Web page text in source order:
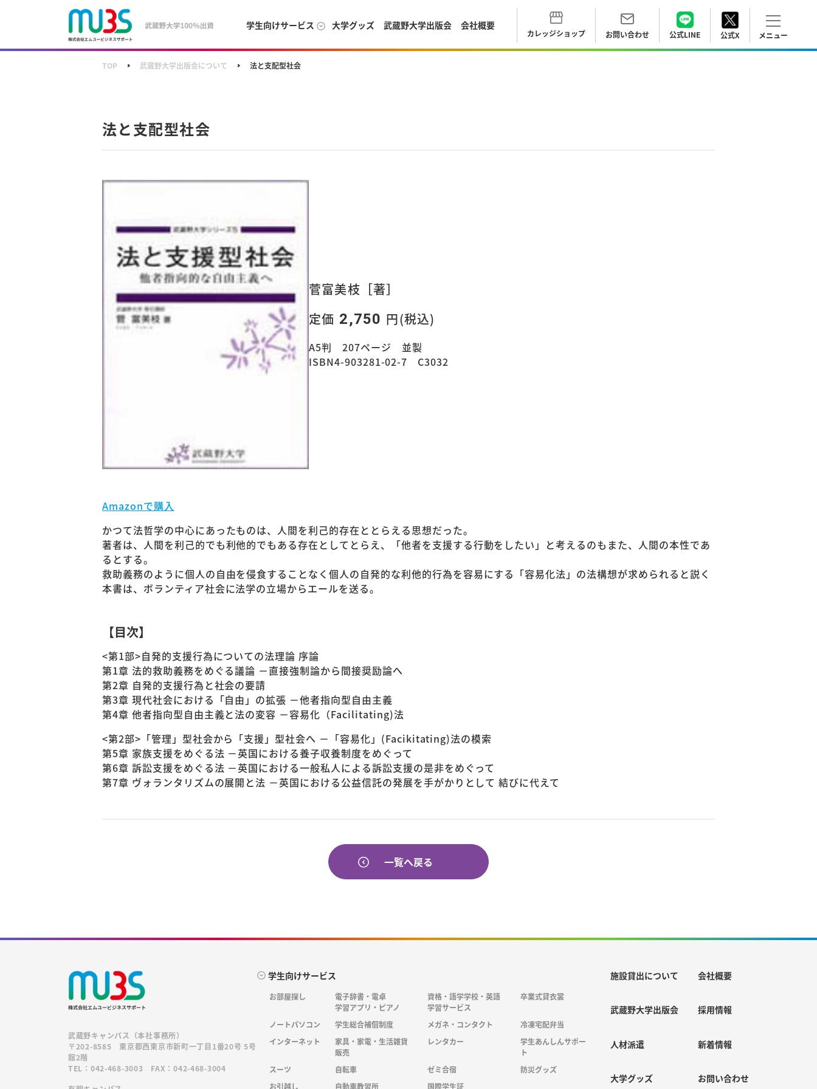
学生向けサービス 大学グッズ 武蔵野大学出版会 会社概要
カレッジショップ お問い合わせ 公式LINE 公式X
TOP 武蔵野大学出版会について 法と支配型社会
法と支配型社会
菅富美枝［著］
定価 2,750 円(税込)
A5判 207ページ 並製
ISBN4-903281-02-7 C3032
Amazonで購入
かつて法哲学の中心にあったものは、人間を利己的存在ととらえる思想だった。
著者は、人間を利己的でも利他的でもある存在としてとらえ、「他者を支援する行動をしたい」と考えるのもまた、人間の本性であ
るとする。
救助義務のように個人の自由を侵食することなく個人の自発的な利他的行為を容易にする「容易化法」の法構想が求められると説く
本書は、ボランティア社会に法学の立場からエールを送る。
【目次】
<第1部>自発的支援行為についての法理論 序論
第1章 法的救助義務をめぐる議論 －直接強制論から間接奨励論へ
第2章 自発的支援行為と社会の要請
第3章 現代社会における「自由」の拡張 －他者指向型自由主義
第4章 他者指向型自由主義と法の変容 －容易化（Facilitating)法
<第2部>「管理」型社会から「支援」型社会へ －「容易化」(Facikitating)法の模索
第5章 家族支援をめぐる法 －英国における養子収養制度をめぐって
第6章 訴訟支援をめぐる法 －英国における一般私人による訴訟支援の是非をめぐって
第7章 ヴォランタリズムの展開と法 －英国における公益信託の発展を手がかりとして 結びに代えて
一覧へ戻る
武蔵野キャンパス（本社事務所）
〒202-8585 東京都西東京市新町一丁目1番20号 5号
館2階
TEL：042-468-3003 FAX：042-468-3004
学生向けサービス
お部屋探し
ノートパソコン
インターネット
スーツ
お引越し
電子辞書・電卓
学習アプリ・ピアノ
学生総合補償制度
家具・家電・生活雑貨
販売
自転車
自動車教習所
資格・語学学校・英語
学習サービス
メガネ・コンタクト
レンタカー
ゼミ合宿
国際学生証
卒業式貸衣裳
冷凍宅配弁当
学生あんしんサポー
ト
防災グッズ
施設貸出について
武蔵野大学出版会
人材派遣
大学グッズ
会社概要
採用情報
新着情報
お問い合わせ